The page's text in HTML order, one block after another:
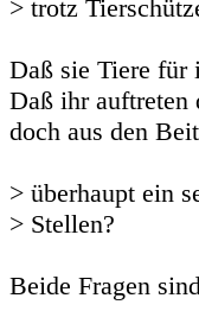
> trotz
Daß sie Tiere für
Daß ihr auftreten
doch aus den
> überhaupt ein
> Stellen?
Beide Fragen